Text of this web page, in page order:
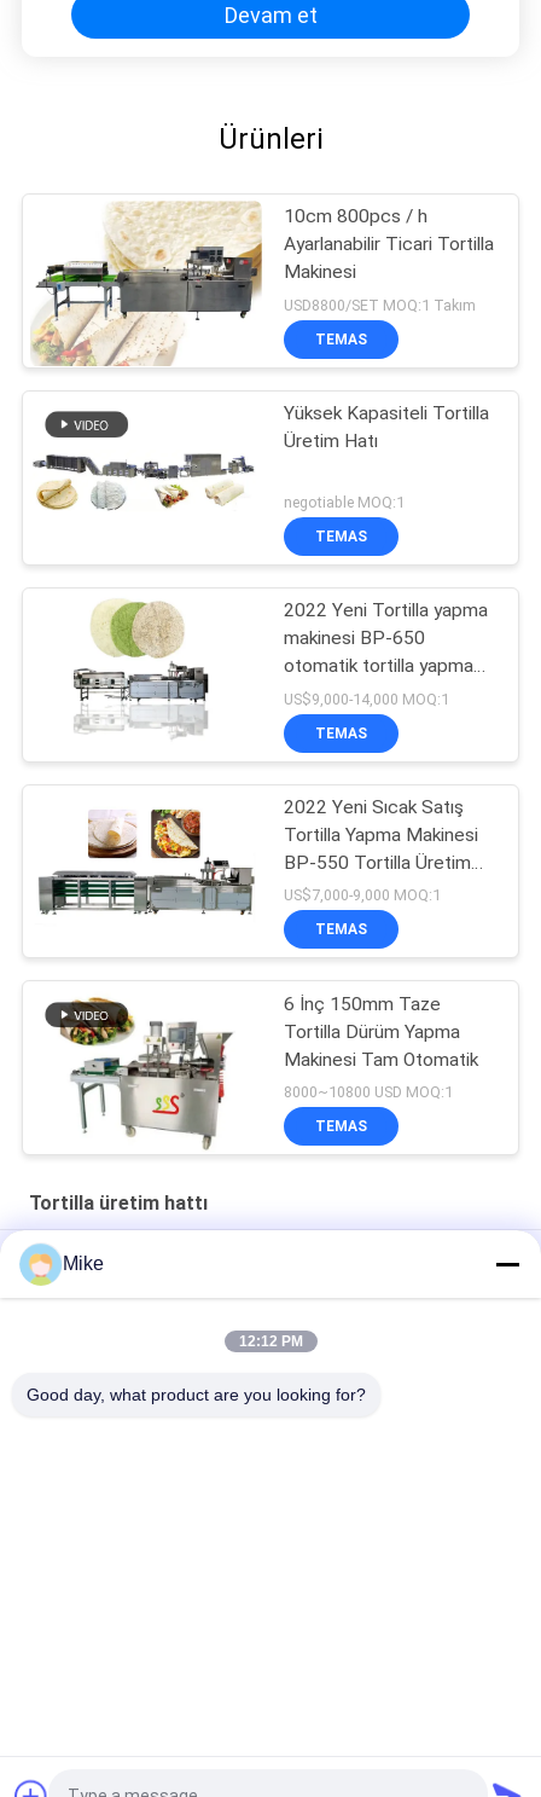
Devam et
Ürünleri
10cm 800pcs / h
Ayarlanabilir Ticari Tortilla
Makinesi
USD8800/SET MOQ:1 Takım
TEMAS
Yüksek Kapasiteli Tortilla
Üretim Hatı
negotiable MOQ:1
TEMAS
2022 Yeni Tortilla yapma
makinesi BP-650
otomatik tortilla yapma
makinesi
US$9,000-14,000 MOQ:1
TEMAS
2022 Yeni Sıcak Satış
Tortilla Yapma Makinesi
BP-550 Tortilla Üretim
Hattı
US$7,000-9,000 MOQ:1
TEMAS
6 İnç 150mm Taze
Tortilla Dürüm Yapma
Makinesi Tam Otomatik
8000~10800 USD MOQ:1
TEMAS
Tortilla üretim hattı
Süpermarket 21kw Otomatik Tortilla Yapma Makinesi Gümüş
RenkMike
12:12 PM
Good day, what product are you looking for?